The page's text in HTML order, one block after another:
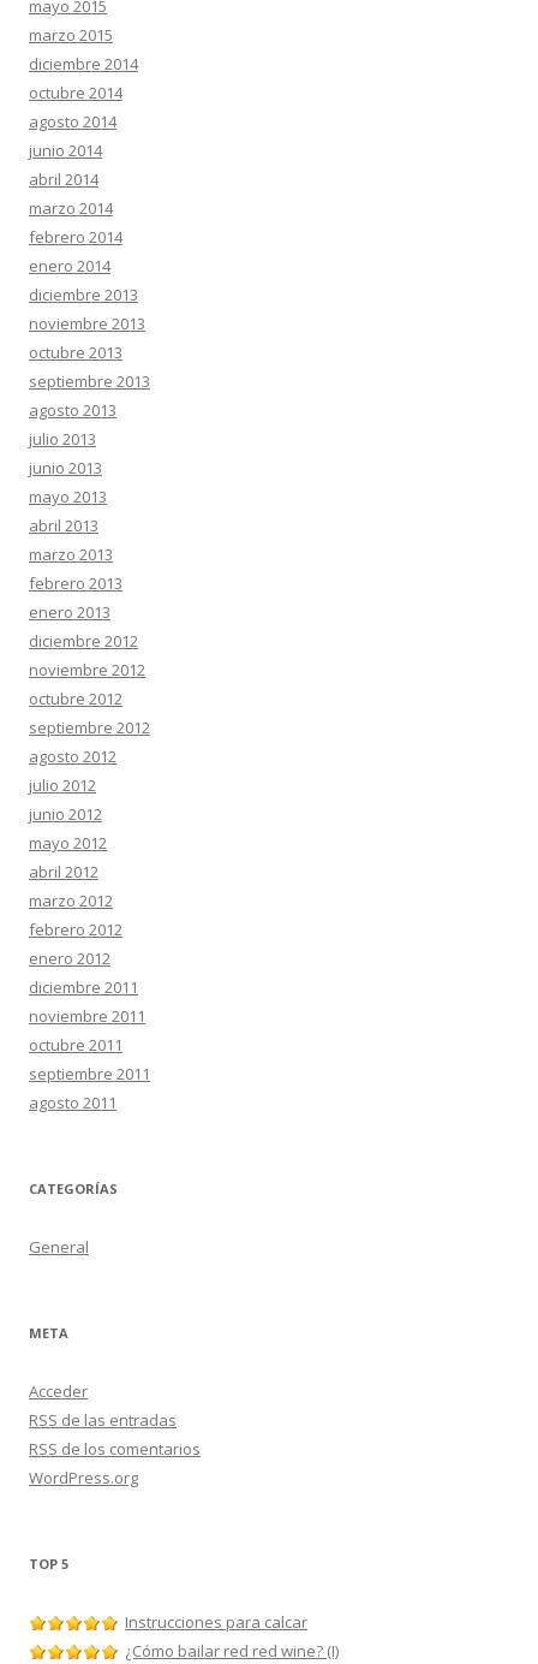
mayo 2015
marzo 2015
diciembre 2014
octubre 2014
agosto 2014
junio 2014
abril 2014
marzo 2014
febrero 2014
enero 2014
diciembre 2013
noviembre 2013
octubre 2013
septiembre 2013
agosto 2013
julio 2013
junio 2013
mayo 2013
abril 2013
marzo 2013
febrero 2013
enero 2013
diciembre 2012
noviembre 2012
octubre 2012
septiembre 2012
agosto 2012
julio 2012
junio 2012
mayo 2012
abril 2012
marzo 2012
febrero 2012
enero 2012
diciembre 2011
noviembre 2011
octubre 2011
septiembre 2011
agosto 2011
CATEGORÍAS
General
META
Acceder
RSS de las entradas
RSS de los comentarios
WordPress.org
TOP 5
Instrucciones para calcar
¿Cómo bailar red red wine? (I)